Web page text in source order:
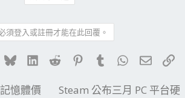
須登入或註冊才能在此回覆。
BlueskyLinkedIn
Reddit PinterestTumblrWhatsApp
電子
憶體價
Steam 公布三月 PC 平台硬